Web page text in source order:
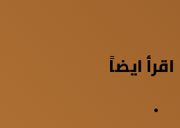
اقرأ ايضاً